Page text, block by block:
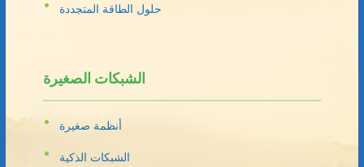
حلول الطاقة المتجددة
الشبكات الصغيرة
أنظمة صغيرة
الشبكات الذكية